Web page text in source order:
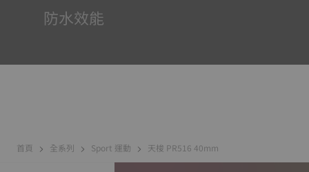
防水效能
首頁 全系列 Sport 運動 天梭 PR516 40mm